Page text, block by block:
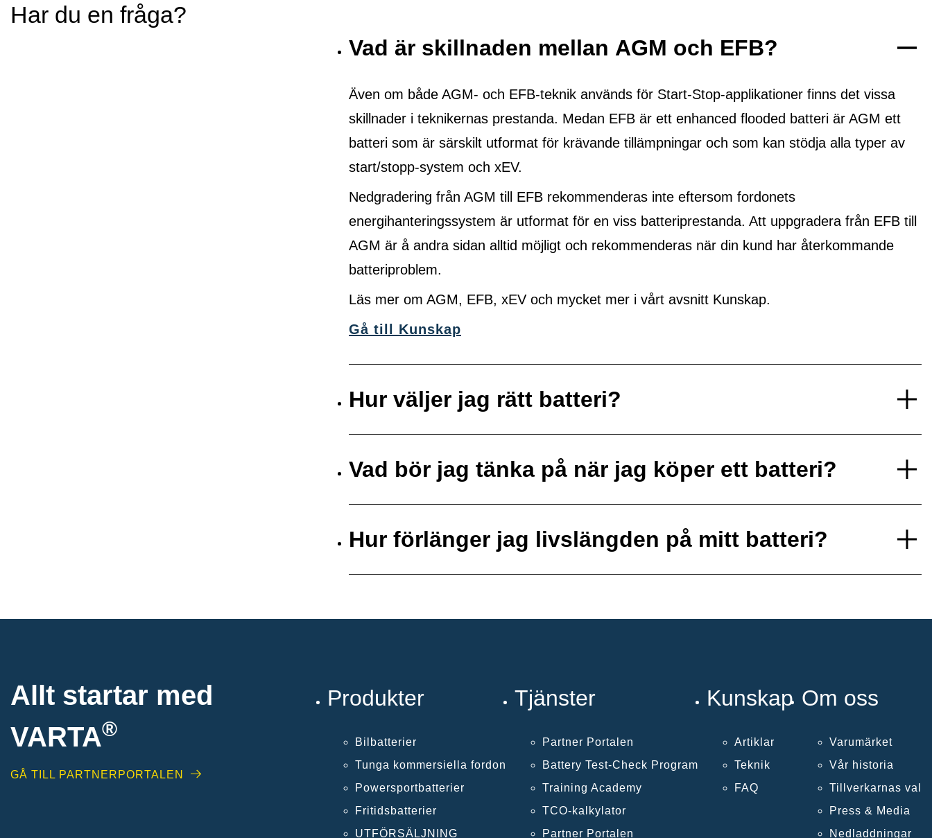
Har du en fråga?
Vad är skillnaden mellan AGM och EFB?
Även om både AGM- och EFB-teknik används för Start-Stop-applikationer finns det vissa
skillnader i teknikernas prestanda. Medan EFB är ett enhanced flooded batteri är AGM ett
batteri som är särskilt utformat för krävande tillämpningar och som kan stödja alla typer av
start/stopp-system och xEV.
Nedgradering från AGM till EFB rekommenderas inte eftersom fordonets
energihanteringssystem är utformat för en viss batteriprestanda. Att uppgradera från EFB till
AGM är å andra sidan alltid möjligt och rekommenderas när din kund har återkommande
batteriproblem.
Läs mer om AGM, EFB, xEV och mycket mer i vårt avsnitt Kunskap.
Gå till Kunskap
Hur väljer jag rätt batteri?
Vad bör jag tänka på när jag köper ett batteri?
Hur förlänger jag livslängden på mitt batteri?
Allt startar med
VARTA®
GÅ TILL PARTNERPORTALEN
Produkter
Bilbatterier
Tunga kommersiella fordon
Powersportbatterier
Fritidsbatterier
UTFÖRSÄLJNING
Tjänster
Partner Portalen
Battery Test-Check Program
Training Academy
TCO-kalkylator
Partner Portalen
Kunskap
Artiklar
Teknik
FAQ
Om oss
Varumärket
Vår historia
Tillverkarnas val
Press & Media
Nedladdningar